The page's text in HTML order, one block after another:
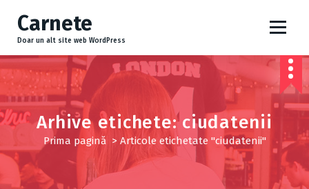
i
l
a
c
o
n
Carnete
Doar un alt site web WordPress
Arhive etichete: ciudatenii
Prima pagină > Articole etichetate "ciudatenii"